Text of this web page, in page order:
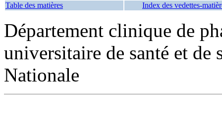
Table des matières Index des vedettes-
Département clinique de
universitaire de santé et de
Nationale